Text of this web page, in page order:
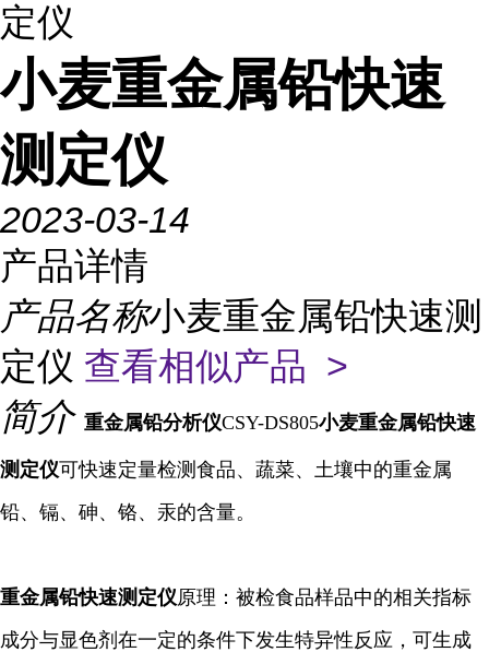
定仪
小麦重金属铅快速
测定仪
2023-03-14
产品详情
产品名称小麦重金属铅快速测
定仪 查看相似产品 >
简介 重金属铅分析仪CSY-DS805小麦重金属铅快速
测定仪可快速定量检测食品、蔬菜、土壤中的重金属
铅、镉、砷、铬、汞的含量。
重金属铅快速测定仪原理：被检食品样品中的相关指标
成分与显色剂在一定的条件下发生特异性反应，可生成